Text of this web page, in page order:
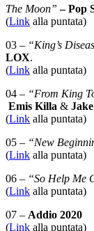
The Moon” – Pop
(Link alla puntata)
03 – “King’s
LOX.
(Link alla puntata)
04 – “From King
Emis Killa &
(Link alla puntata)
05 – “New
(Link alla puntata)
06 – “So Help Me
(Link alla puntata)
07 – Addio 2020
(Link alla puntata)